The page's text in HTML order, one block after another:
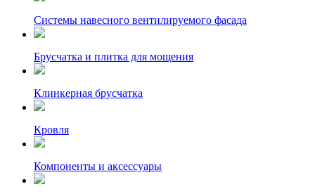
Системы навесного вентилируемого фасада
Брусчатка и плитка для мощения
Клинкерная брусчатка
Кровля
Компоненты и аксессуары